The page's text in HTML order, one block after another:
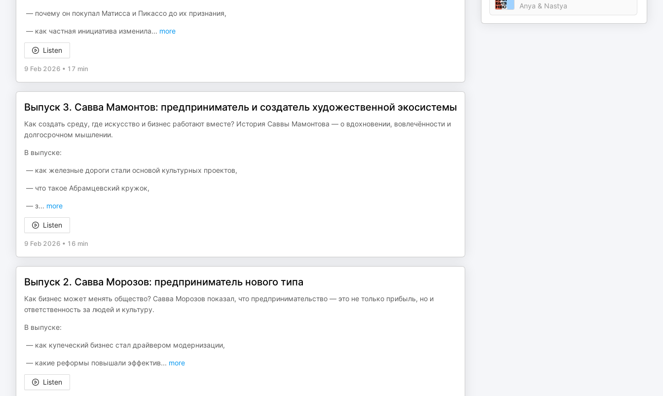
— почему он покупал Матисса и Пикассо до их признания,
— как частная инициатива изменила... more
Listen
9 Feb 2026 • 17 min
Выпуск 3. Савва Мамонтов: предприниматель и создатель художественной экосистемы
Как создать среду, где искусство и бизнес работают вместе? История Саввы Мамонтова — о вдохновении, вовлечённости и
долгосрочном мышлении.
В выпуске:
— как железные дороги стали основой культурных проектов,
— что такое Абрамцевский кружок,
— з... more
Listen
9 Feb 2026 • 16 min
Выпуск 2. Савва Морозов: предприниматель нового типа
Как бизнес может менять общество? Савва Морозов показал, что предпринимательство — это не только прибыль, но и
ответственность за людей и культуру.
В выпуске:
— как купеческий бизнес стал драйвером модернизации,
— какие реформы повышали эффектив... more
Listen
Anya & Nastya